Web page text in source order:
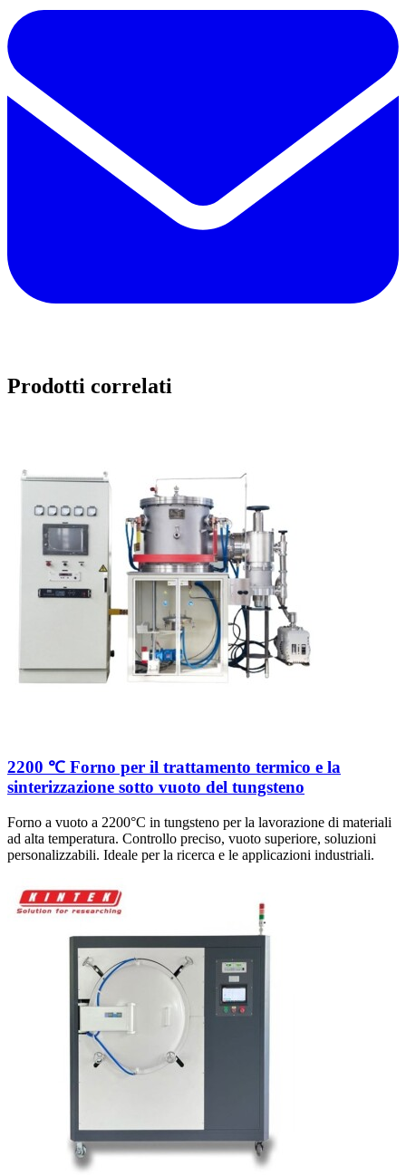
Prodotti correlati
2200 ℃ Forno per il trattamento termico e la
sinterizzazione sotto vuoto del tungsteno
Forno a vuoto a 2200°C in tungsteno per la lavorazione di materiali
ad alta temperatura. Controllo preciso, vuoto superiore, soluzioni
personalizzabili. Ideale per la ricerca e le applicazioni industriali.